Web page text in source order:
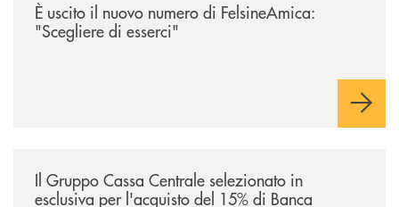
È uscito il nuovo numero di FelsineAmica:
"Scegliere di esserci"
Il Gruppo Cassa Centrale selezionato in
esclusiva per l'acquisto del 15% di Banca